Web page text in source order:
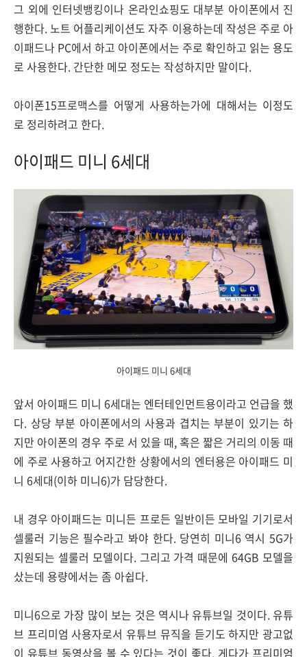
그 외에 인터넷뱅킹이나 온라인쇼핑도 대부분 아이폰에서 진
행한다. 노트 어플리케이션도 자주 이용하는데 작성은 주로 아
이패드나 PC에서 하고 아이폰에서는 주로 확인하고 읽는 용도
로 사용한다. 간단한 메모 정도는 작성하지만 말이다.
아이폰15프로맥스를 어떻게 사용하는가에 대해서는 이정도
로 정리하려고 한다.
아이패드 미니 6세대
아이패드 미니 6세대
앞서 아이패드 미니 6세대는 엔터테인먼트용이라고 언급을 했
다. 상당 부분 아이폰에서의 사용과 겹치는 부분이 있기는 하
지만 아이폰의 경우 주로 서 있을 때, 혹은 짧은 거리의 이동 때
에 주로 사용하고 어지간한 상황에서의 엔터용은 아이패드 미
니 6세대(이하 미니6)가 담당한다.
내 경우 아이패드는 미니든 프로든 일반이든 모바일 기기로서
셀룰러 기능은 필수라고 봐야 한다. 당연히 미니6 역시 5G가
지원되는 셀룰러 모델이다. 그리고 가격 때문에 64GB 모델을
샀는데 용량에서는 좀 아쉽다.
미니6으로 가장 많이 보는 것은 역시나 유튜브일 것이다. 유튜
브 프리미엄 사용자로서 유튜브 뮤직을 듣기도 하지만 광고없
이 유튜브 동영상을 볼 수 있다는 것이 좋다. 게다가 프리미엄